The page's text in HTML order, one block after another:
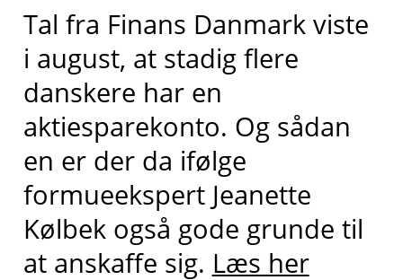
Tal fra Finans Danmark viste
i august, at stadig flere
danskere har en
aktiesparekonto. Og sådan
en er der da ifølge
formueekspert Jeanette
Kølbek også gode grunde til
at anskaffe sig. Læs her